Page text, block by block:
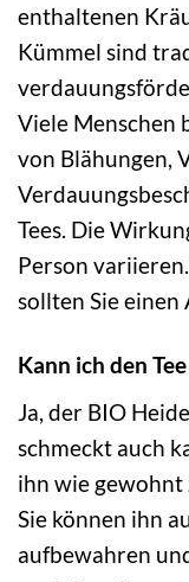
enthaltenen
Kümmel sind
Viele Menschen
von Blähungen,
Tees. Die
Person
sollten Sie einen
Kann ich den
Ja, der BIO
schmeckt auch
ihn wie gewohnt
Sie können ihn
aufbewahren